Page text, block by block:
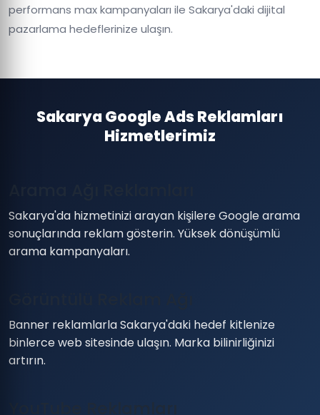
performans max kampanyaları ile Sakarya'daki dijital
pazarlama hedeflerinize ulaşın.
Sakarya Google Ads Reklamları
Hizmetlerimiz
Sakarya'da hizmetinizi arayan kişilere Google arama
sonuçlarında reklam gösterin. Yüksek dönüşümlü
arama kampanyaları.
Banner reklamlarla Sakarya'daki hedef kitlenize
binlerce web sitesinde ulaşın. Marka bilinirliğinizi
artırın.